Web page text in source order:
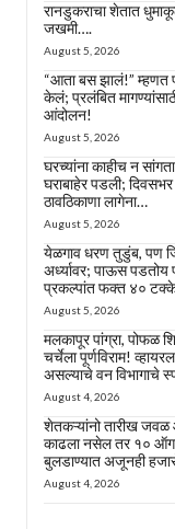
रानडुकराचा शेतात
जखमी….
August 5, 2026
“आता बस झालं!” म्हणत
केलं; प्रलंबित
आंदोलन!
August 5, 2026
घरच्यांना काहीच न सांगता
घराबाहेर पडली;
ठावठिकाणा लागेना…
August 5, 2026
येळगाव धरण तुडुंब, पण
अर्ध्यावर; पाऊस
प्रकल्पांत फक्त ४०
August 5, 2026
मलकापूर पांग्रा, पोफळ
चर्चेला पूर्णविराम!
असल्याचे वन विभागाचे
August 4, 2026
शेतकऱ्यांनो तारीख जवळ
काढला नसेल तर १०
बुलडाण्यात अजूनही
August 4, 2026